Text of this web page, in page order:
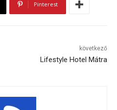
Pinterest
következő
Lifestyle Hotel Mátra